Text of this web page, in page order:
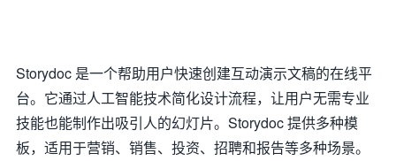
Storydoc 是一个帮助用户快速创建互动演示文稿的在线平
台。它通过人工智能技术简化设计流程，让用户无需专业
技能也能制作出吸引人的幻灯片。Storydoc 提供多种模
板，适用于营销、销售、投资、招聘和报告等多种场景。